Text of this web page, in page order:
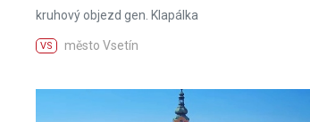
kruhový objezd gen. Klapálka
VS město Vsetín